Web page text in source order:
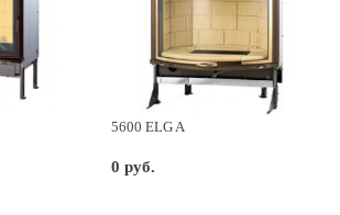
5600 ELG A
0 руб.